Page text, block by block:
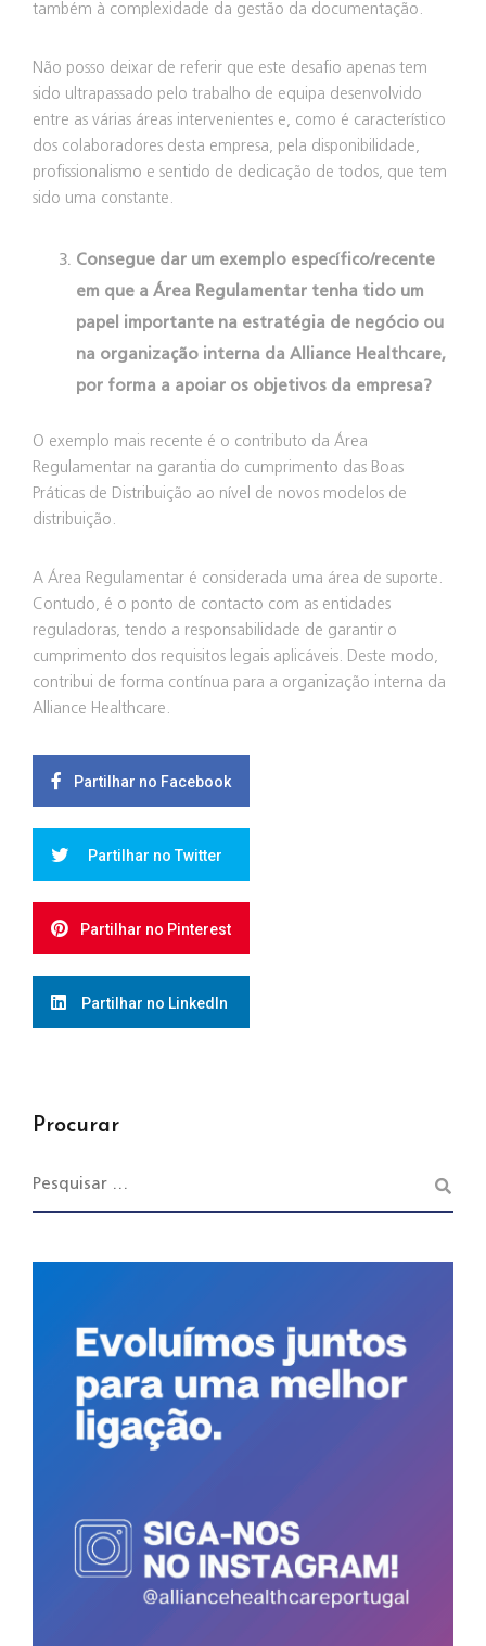
também à complexidade da gestão da documentação.
Não posso deixar de referir que este desafio apenas tem
sido ultrapassado pelo trabalho de equipa desenvolvido
entre as várias áreas intervenientes e, como é característico
dos colaboradores desta empresa, pela disponibilidade,
profissionalismo e sentido de dedicação de todos, que tem
sido uma constante.
Consegue dar um exemplo específico/recente
em que a Área Regulamentar tenha tido um
papel importante na estratégia de negócio ou
na organização interna da Alliance Healthcare,
por forma a apoiar os objetivos da empresa?
O exemplo mais recente é o contributo da Área
Regulamentar na garantia do cumprimento das Boas
Práticas de Distribuição ao nível de novos modelos de
distribuição.
A Área Regulamentar é considerada uma área de suporte.
Contudo, é o ponto de contacto com as entidades
reguladoras, tendo a responsabilidade de garantir o
cumprimento dos requisitos legais aplicáveis. Deste modo,
contribui de forma contínua para a organização interna da
Alliance Healthcare.
Partilhar no Facebook
Partilhar no Twitter
Partilhar no Pinterest
Partilhar no LinkedIn
Procurar